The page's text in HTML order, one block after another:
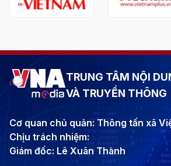
TRUNG TÂM NỘI
VÀ TRUYỀN THÔNG
Cơ quan chủ quản: Thông tấn xã
Chịu trách nhiệm:
Giám đốc: Lê Xuân Thành